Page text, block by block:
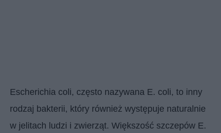
Escherichia coli, często nazywana E. coli, to inny
rodzaj bakterii, który również występuje naturalnie
w jelitach ludzi i zwierząt. Większość szczepów E.